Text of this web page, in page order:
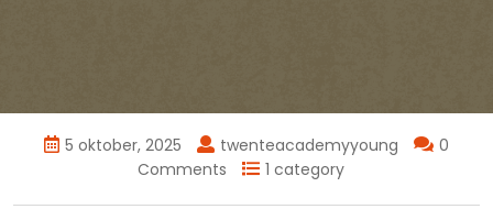
5 oktober, 2025 twenteacademyyoung
0
Comments
1 category